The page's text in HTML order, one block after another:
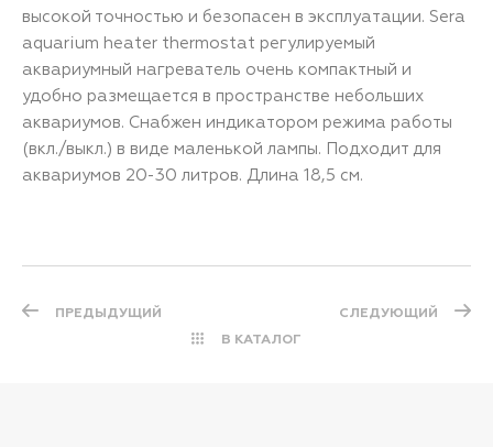
высокой точностью и безопасен в эксплуатации. Sera
aquarium heater thermostat регулируемый
аквариумный нагреватель очень компактный и
удобно размещается в пространстве небольших
аквариумов. Снабжен индикатором режима работы
(вкл./выкл.) в виде маленькой лампы. Подходит для
аквариумов 20-30 литров. Длина 18,5 см.
ПРЕДЫДУЩИЙ
В КАТАЛОГ
СЛЕДУЮЩИЙ